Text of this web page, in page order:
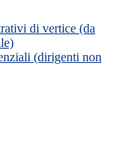
di vertice (da
(dirigenti non